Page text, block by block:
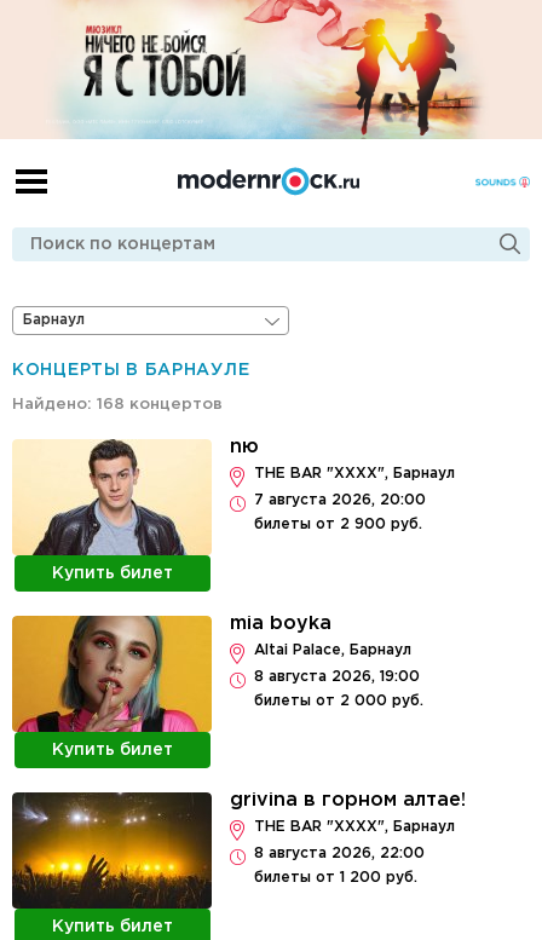
Барнаул
КОНЦЕРТЫ В БАРНАУЛЕ
Найдено: 168 концертов
Купить билет
nю
THE BAR "XXXX", Барнаул
7 августа 2026, 20:00
билеты от 2 900 руб.
Купить билет
mia boyka
Altai Palace, Барнаул
8 августа 2026, 19:00
билеты от 2 000 руб.
Купить билет
grivina в горном алтае!
THE BAR "XXXX", Барнаул
8 августа 2026, 22:00
билеты от 1 200 руб.